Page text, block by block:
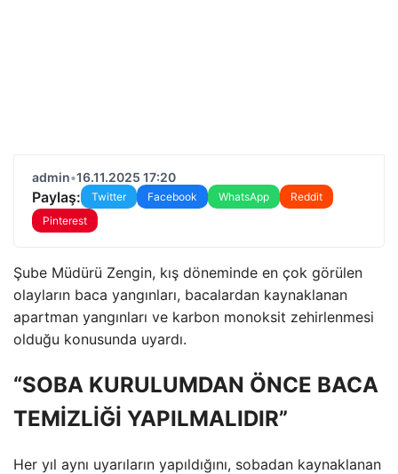
admin•16.11.2025 17:20
Paylaş: Twitter Facebook WhatsApp
Reddit
Pinterest
Şube Müdürü Zengin, kış döneminde en çok görülen
olayların baca yangınları, bacalardan kaynaklanan
apartman yangınları ve karbon monoksit zehirlenmesi
olduğu konusunda uyardı.
“SOBA KURULUMDAN ÖNCE BACA
TEMİZLİĞİ YAPILMALIDIR”
Her yıl aynı uyarıların yapıldığını, sobadan kaynaklanan